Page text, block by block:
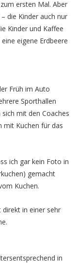
ersten Mal. Aber
die Kinder auch nur
Kinder und Kaffee
eigene Erdbeere
Früh im Auto
Sporthallen
mit den Coaches
mit Kuchen für das
ich gar kein Foto in
gemacht
Kuchen.
direkt in einer sehr
in